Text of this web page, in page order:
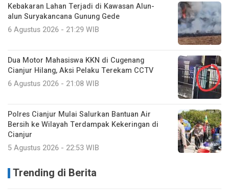
Kebakaran Lahan Terjadi di Kawasan Alun-
alun Suryakancana Gunung Gede
6 Agustus 2026 - 21:29 WIB
Dua Motor Mahasiswa KKN di Cugenang
Cianjur Hilang, Aksi Pelaku Terekam CCTV
6 Agustus 2026 - 21:08 WIB
Polres Cianjur Mulai Salurkan Bantuan Air
Bersih ke Wilayah Terdampak Kekeringan di
Cianjur
5 Agustus 2026 - 22:53 WIB
Trending di Berita